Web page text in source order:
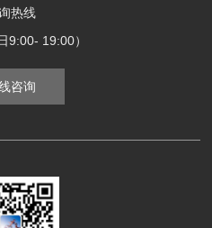
热线
9:00- 19:00）
咨询